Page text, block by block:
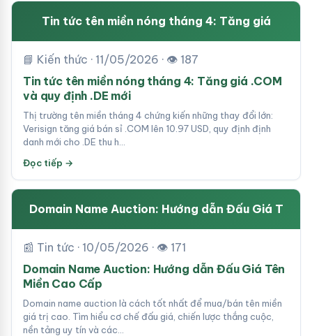
Tin tức tên miền nóng tháng 4: Tăng giá
📘 Kiến thức · 11/05/2026 · 👁 187
Tin tức tên miền nóng tháng 4: Tăng giá .COM
và quy định .DE mới
Thị trường tên miền tháng 4 chứng kiến những thay đổi lớn:
Verisign tăng giá bán sỉ .COM lên 10.97 USD, quy định định
danh mới cho .DE thu h…
Đọc tiếp →
Domain Name Auction: Hướng dẫn Đấu Giá T
📰 Tin tức · 10/05/2026 · 👁 171
Domain Name Auction: Hướng dẫn Đấu Giá Tên
Miền Cao Cấp
Domain name auction là cách tốt nhất để mua/bán tên miền
giá trị cao. Tìm hiểu cơ chế đấu giá, chiến lược thắng cuộc,
nền tảng uy tín và các…